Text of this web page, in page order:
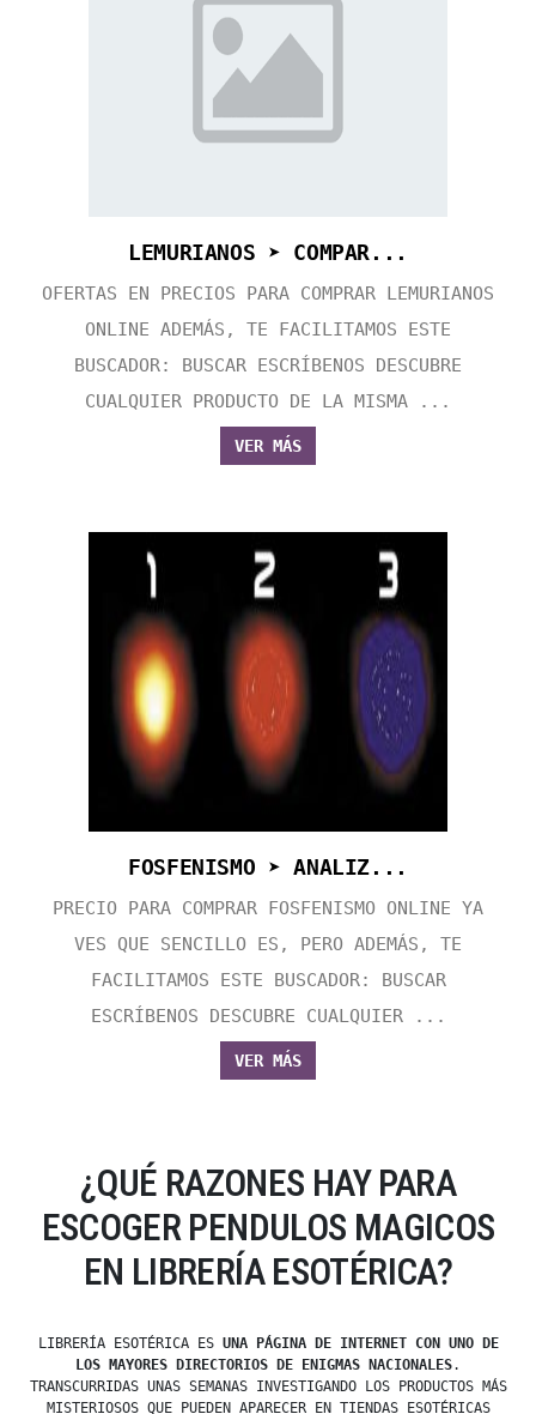
LEMURIANOS ➤ COMPAR...
OFERTAS EN PRECIOS PARA COMPRAR LEMURIANOS
ONLINE ADEMÁS, TE FACILITAMOS ESTE
BUSCADOR: BUSCAR ESCRÍBENOS DESCUBRE
CUALQUIER PRODUCTO DE LA MISMA ...
VER MÁS
FOSFENISMO ➤ ANALIZ...
PRECIO PARA COMPRAR FOSFENISMO ONLINE YA
VES QUE SENCILLO ES, PERO ADEMÁS, TE
FACILITAMOS ESTE BUSCADOR: BUSCAR
ESCRÍBENOS DESCUBRE CUALQUIER ...
VER MÁS
¿QUÉ RAZONES HAY PARA
ESCOGER PENDULOS MAGICOS
EN LIBRERÍA ESOTÉRICA?
LIBRERÍA ESOTÉRICA ES UNA PÁGINA DE INTERNET CON UNO DE
LOS MAYORES DIRECTORIOS DE ENIGMAS NACIONALES.
TRANSCURRIDAS UNAS SEMANAS INVESTIGANDO LOS PRODUCTOS MÁS
MISTERIOSOS QUE PUEDEN APARECER EN TIENDAS ESOTÉRICAS